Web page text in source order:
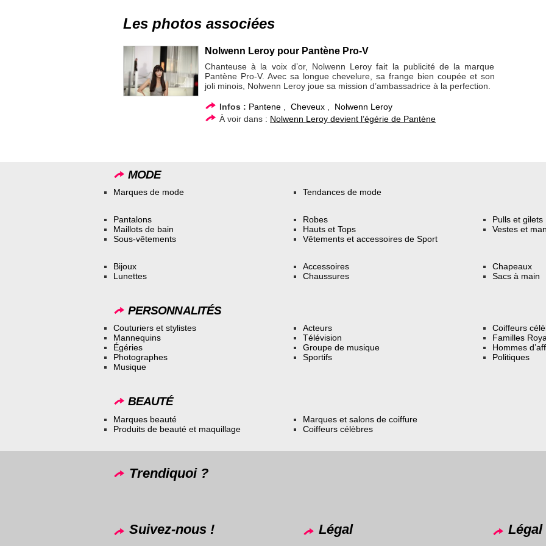
Les photos associées
Nolwenn Leroy pour Pantène Pro-V
Chanteuse à la voix d’or, Nolwenn Leroy fait la publicité de la marque
Pantène Pro-V. Avec sa longue chevelure, sa frange bien coupée et son
joli minois, Nolwenn Leroy joue sa mission d’ambassadrice à la perfection.
Infos : Pantene ,Cheveux
Nolwenn Leroy
À voir dans : Nolwenn Leroy devient l’égérie de Pantène
MODE
Marques de mode Tendances de mode
Pantalons
Maillots de bain
Sous-vêtements
Robes
Hauts et Tops
Vêtements et accessoires de Sport
Pulls et gilets
Vestes et
Bijoux
Lunettes
Accessoires
Chaussures
Chapeaux
Sacs à main
PERSONNALITÉS
Couturiers et stylistes
Mannequins
Égéries
Photographes
Musique
Acteurs
Télévision
Groupe de musique
Sportifs
Coiffeurs
Familles
Hommes
Politiques
BEAUTÉ
Marques beauté
Produits de beauté et maquillage
Marques et salons de coiffure
Coiffeurs célèbres
Trendiquoi ?
Suivez-nous ! Légal Légal